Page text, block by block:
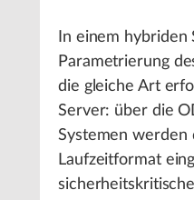
In einem hybriden
Parametrierung
die gleiche Art
Server: über die
Systemen werden
Laufzeitformat